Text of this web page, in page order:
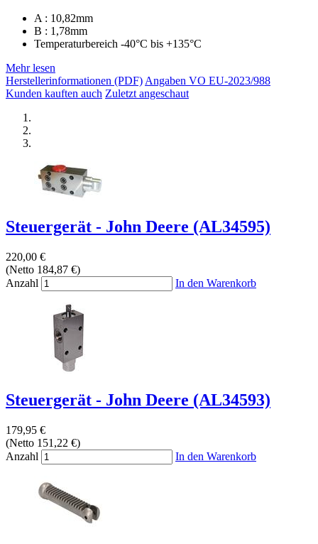
A : 10,82mm
B : 1,78mm
Temperaturbereich -40°C bis +135°C
Mehr lesen
Herstellerinformationen (PDF)Angaben VO EU-2023/988
Kunden kauften auch Zuletzt angeschaut
Steuergerät - John Deere (AL34595)
220,00 €
(Netto 184,87 €)
Anzahl
In den Warenkorb
Steuergerät - John Deere (AL34593)
179,95 €
(Netto 151,22 €)
Anzahl
In den Warenkorb